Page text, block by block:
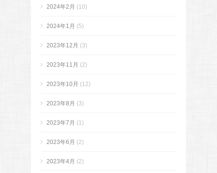
2024年2月 (10)
2024年1月 (5)
2023年12月 (3)
2023年11月 (2)
2023年10月 (12)
2023年8月 (3)
2023年7月 (1)
2023年6月 (2)
2023年4月 (2)